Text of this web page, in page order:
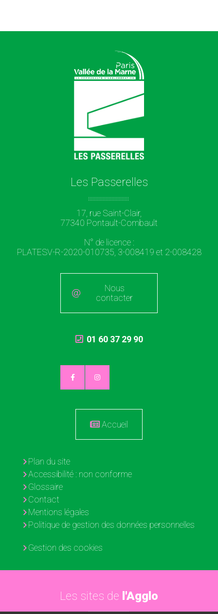
Les Passerelles
17, rue Saint-Clair,
77340 Pontault-Combault
N° de licence :
PLATESV-R-2020-010735, 3-008419 et 2-008428
Nous
contacter
01 60 37 29 90
Accueil
Plan du site
Accessibilité : non conforme
Glossaire
Contact
Mentions légales
Politique de gestion des données personnelles
Gestion des cookies
Les sites de l'Agglo